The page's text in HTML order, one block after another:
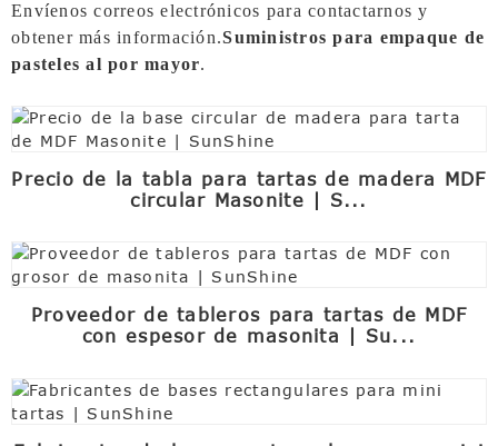
Envíenos correos electrónicos para contactarnos y
obtener más información.Suministros para empaque de
pasteles al por mayor.
Precio de la tabla para tartas de madera MDF
circular Masonite | S...
Proveedor de tableros para tartas de MDF
con espesor de masonita | Su...